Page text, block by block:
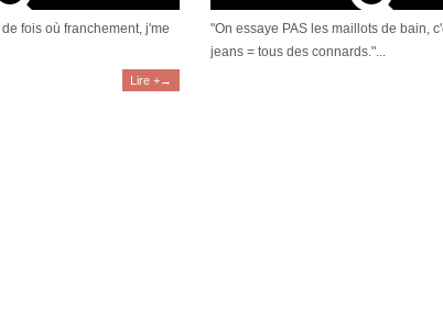
fois où franchement, j'me
Lire +→
"On essaye PAS les maillots de bain,
jeans = tous des connards."...